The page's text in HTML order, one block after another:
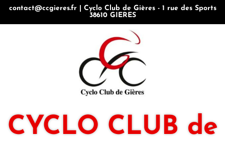
contact@ccgieres.fr | Cyclo Club de Gières - 1 rue des Sports
38610 GIERES
CYCLO CLUB de